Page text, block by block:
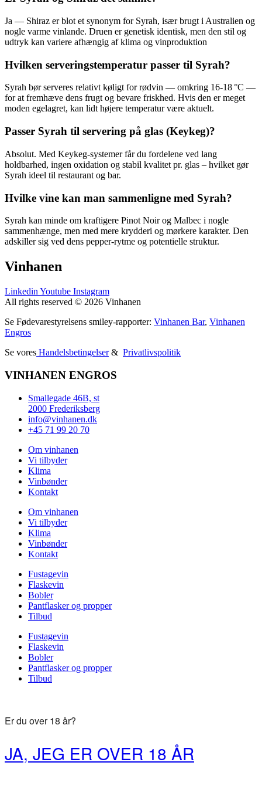
Ja — Shiraz er blot et synonym for Syrah, især brugt i Australien og
nogle varme vinlande. Druen er genetisk identisk, men den stil og
udtryk kan variere afhængig af klima og vinproduktion
Hvilken serveringstemperatur passer til Syrah?
Syrah bør serveres relativt køligt for rødvin — omkring 16‑18 °C —
for at fremhæve dens frugt og bevare friskhed. Hvis den er meget
moden egelagret, kan lidt højere temperatur være aktuelt.
Passer Syrah til servering på glas (Keykeg)?
Absolut. Med Keykeg‑systemer får du fordelene ved lang
holdbarhed, ingen oxidation og stabil kvalitet pr. glas – hvilket gør
Syrah ideel til restaurant og bar.
Hvilke vine kan man sammenligne med Syrah?
Syrah kan minde om kraftigere Pinot Noir og Malbec i nogle
sammenhænge, men med mere krydderi og mørkere karakter. Den
adskiller sig ved dens pepper-rytme og potentielle struktur.
Vinhanen
Linkedin Youtube Instagram
All rights reserved © 2026 Vinhanen
Se Fødevarestyrelsens smiley-rapporter: Vinhanen Bar, Vinhanen
Engros
Se vores Handelsbetingelser& Privatlivspolitik
VINHANEN ENGROS
Smallegade 46B, st
2000 Frederiksberg
info@vinhanen.dk
+45 71 99 20 70
Om vinhanen
Vi tilbyder
Klima
Vinbønder
Kontakt
Om vinhanen
Vi tilbyder
Klima
Vinbønder
Kontakt
Fustagevin
Flaskevin
Bobler
Pantflasker og propper
Tilbud
Fustagevin
Flaskevin
Bobler
Pantflasker og propper
Tilbud
Er du over 18 år?
JA, JEG ER OVER 18 ÅR